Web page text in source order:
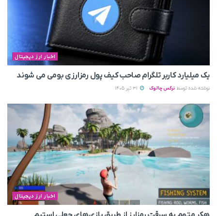
اخبار ارز دیجیتال
یک میلیارد کاربر تلگرام صاحب کیف پول رمزارزی بومی می‌ شوند
نوشته شده توسط نرگس چالوک
اخبار ارز دیجیتال